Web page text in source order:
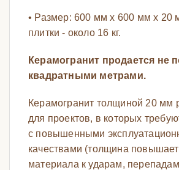
• Размер: 600 мм х 600 мм х 20
плитки - около 16 кг.
Керамогранит продается не
квадратными метрами.
Керамогранит толщиной 20 мм
для проектов, в которых
с повышенными
качествами (толщина повышает
материала к ударам,